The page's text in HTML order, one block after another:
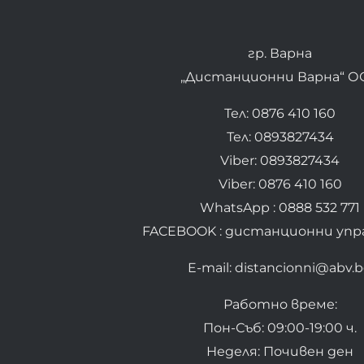
гр. Варна
„Дистанционни Варна“
Тел: 0876 410 160
Тел: 0893827434
Viber: 0893827434
Viber: 0876 410 160
WhatsApp : 0888 532 771
FACEBOOK : дистанционни
E-mail:
Работно време:
Пон-Съб: 09:00-19:00 ч.
Неделя: Почивен ден